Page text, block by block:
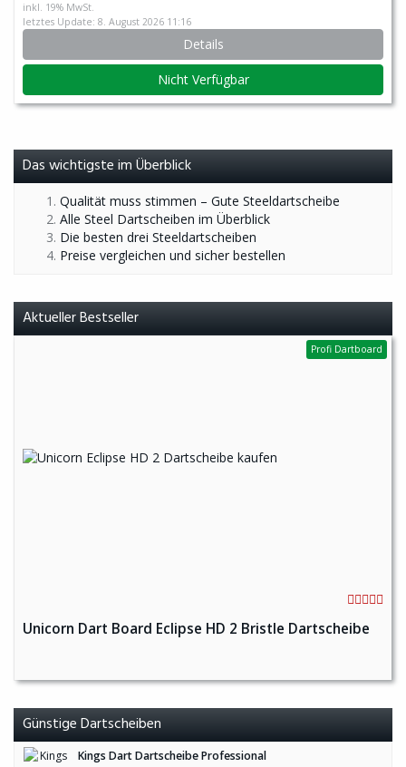
inkl. 19% MwSt.
letztes Update: 8. August 2026 11:16
Details
Nicht Verfügbar
Das wichtigste im Überblick
Qualität muss stimmen – Gute Steeldartscheibe
Alle Steel Dartscheiben im Überblick
Die besten drei Steeldartscheiben
Preise vergleichen und sicher bestellen
Aktueller Bestseller
Profi Dartboard
Unicorn Dart Board Eclipse HD 2 Bristle Dartscheibe
Günstige Dartscheiben
Kings Dart Dartscheibe Professional